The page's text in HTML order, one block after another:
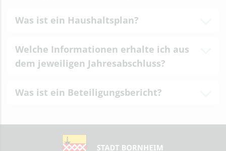
Was ist ein Haushaltsplan?
Welche Informationen erhalte ich aus
dem jeweiligen Jahresabschluss?
Was ist ein Beteiligungsbericht?